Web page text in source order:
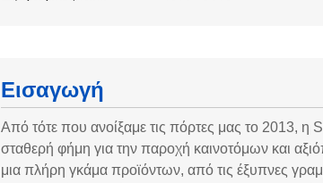
Εισαγωγή
Από τότε που ανοίξαμε τις πόρτες μας το 2013,
σταθερή φήμη για την παροχή καινοτόμων και
μια πλήρη γκάμα προϊόντων, από τις έξυπνες